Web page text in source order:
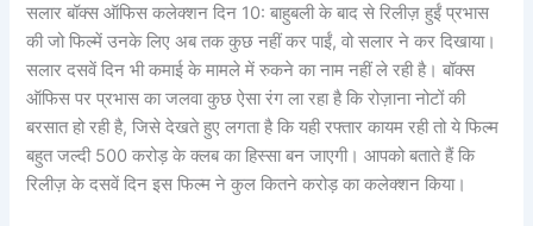
सलार बॉक्स ऑफिस कलेक्शन दिन 10: बाहुबली के बाद से रिलीज़ हुईं प्रभास
की जो फिल्में उनके लिए अब तक कुछ नहीं कर पाईं, वो सलार ने कर दिखाया।
सलार दसवें दिन भी कमाई के मामले में रुकने का नाम नहीं ले रही है। बॉक्स
ऑफिस पर प्रभास का जलवा कुछ ऐसा रंग ला रहा है कि रोज़ाना नोटों की
बरसात हो रही है, जिसे देखते हुए लगता है कि यही रफ्तार कायम रही तो ये फिल्म
बहुत जल्दी 500 करोड़ के क्लब का हिस्सा बन जाएगी। आपको बताते हैं कि
रिलीज़ के दसवें दिन इस फिल्म ने कुल कितने करोड़ का कलेक्शन किया।